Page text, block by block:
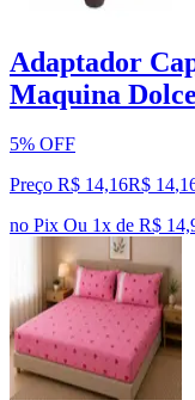
Adaptador
Maquina
5% OFF
Preço R$ 14,16R$ 14,
no Pix Ou 1x de R$